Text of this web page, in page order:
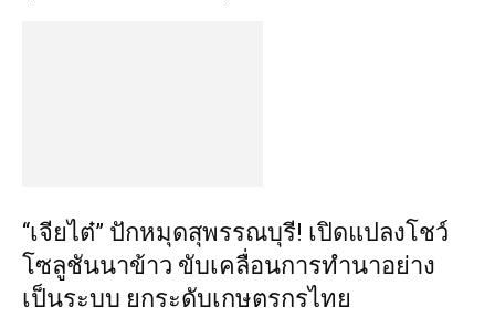
“เจียไต๋” ปักหมุดสุพรรณบุรี! เปิดแปลงโชว์
โซลูชันนาข้าว ขับเคลื่อนการทำนาอย่าง
เป็นระบบ ยกระดับเกษตรกรไทย